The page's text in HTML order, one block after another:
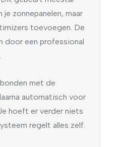
zonnepanelen, maar
toevoegen. De
door een professional
met de
automatisch voor
hoeft er verder niets
regelt alles zelf.